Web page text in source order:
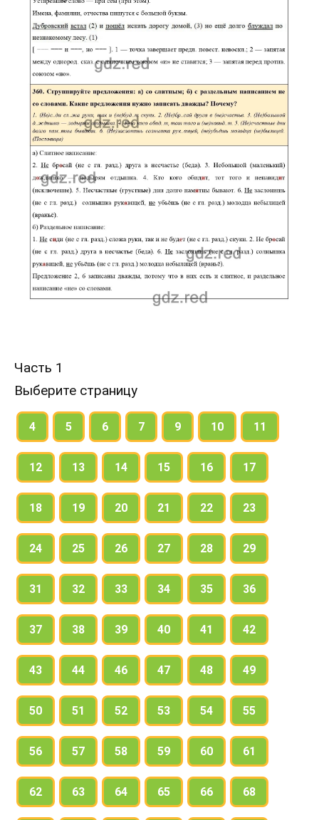
Часть 1
Выберите страницу
4 5 6 7 9 10 11
12 13 14 15 16 17
18 19 20 21 22 23
24 25 26 27 28 29
31 32 33 34 35 36
37 38 39 40 41 42
43 44 46 47 48 49
50 51 52 53 54 55
56 57 58 59 60 61
62 63 64 65 66 68